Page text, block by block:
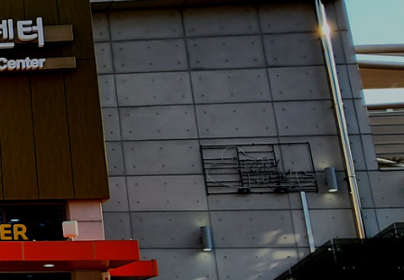
해설사 예약하기
간